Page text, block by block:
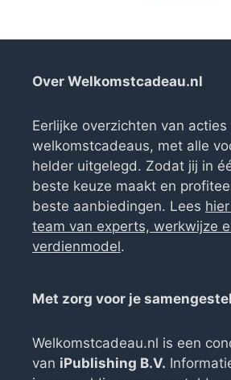
Over Welkomstcadeau.nl
Eerlijke overzichten van acties
welkomstcadeaus, met alle
helder uitgelegd. Zodat jij in
beste keuze maakt en
beste aanbiedingen. Lees
team van experts, werkwijze
verdienmodel.
Met zorg voor je
Welkomstcadeau.nl is een
van iPublishing B.V.